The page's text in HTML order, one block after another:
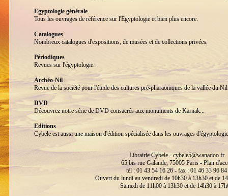
Egyptologie générale
Tous les ouvrages de référence sur l'Egyptologie et bien plus encore.
Catalogues
Nombreux catalogues d'expositions, de musées et de collections privées.
Périodiques
Revues sur l'égyptologie.
Archéo-Nil
Revue de la société pour l'étude des cultures pré-pharaoniques de la vallée du
DVD
Découvrez notre série de DVD consacrés aux monuments de Karnak...
Editions
Cybele est aussi une maison d'édition spécialisée dans les ouvrages
Librairie Cybele - cybele5@wanadoo.fr
65 bis rue Galande, 75005 Paris - Plan
tél : 01 43 54 16 26 - fax : 01 46 33 96 84
Ouvert du lundi au vendredi de 10h30 à 13h30 et de
Samedi de 11h00 à 13h30 et de 14h30 à